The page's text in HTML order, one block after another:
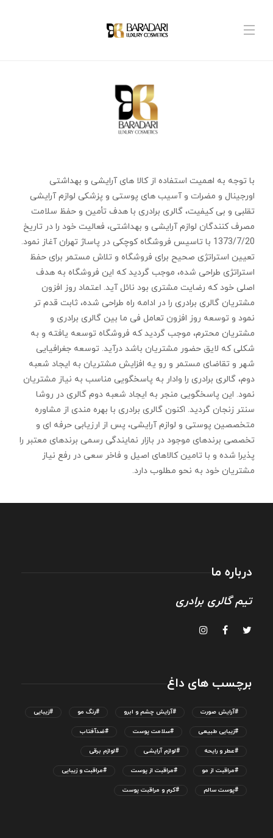
با توجه به اهمیت استفاده از کالا های آرایشی و بهداشتی
اورجینال و مضرات و آسیب های پوستی و پزشکی لوازم آرایشی
تقلبی و بی کیفیت، گالری برادری با هدف تأمین و حفظ سلامت
مصرف کنندگان لوازم آرایشی و بهداشتی، فعالیت خود را در تاریخ
1373/7/20 با تاسیس فروشگاه کوچکی در پاساژ تهران آغاز نمود.
تعیین استراتژی صحیح برای فروشگاه و تلاش مستمر برای حفظ
استراتژی طراحی شده، موجب گردید که این فروشگاه به هدف
اصلی خود که رضایت مشتری بود نائل آید. اعتماد روز افزون
مشتریان گالری برادری را در ادامه راه طراحی شده، ثابت قدم تر
نمود و توسعه روز افزون تعامل فی ما بین گالری برادری و
مشتریان محترم، موجب گردید که فروشگاه توسعه یافته و به
شکلی که لایق حضور مشتریان باشد درآید. توسعه جغرافیایی
شهر و تقاضای مستمر و رو یه افزایش مشتریان به ایجاد شعبه
دوم، گالری برادری را وادار به پاسخگویی مناسب به نیاز مشتریان
نمود. این پاسخگویی منجر به ایجاد شعبه دوم گالری در روشا
سنتر زنجان گردید. اکنون گالری برادری با بهره مندی از مشاوره
متخصصین پوستی و لوازم آرایشی، پس از ارزیابی حرفه ای و
تخصصی برندهای موجود در بازار نمایندگی رسمی برندهای معتبر را
پذیرا شده و با تامین کالاهای اصیل و فاخر سعی در رفع نیاز
مشتریان خود به نحو مطلوب دارد.
درباره ما
تیم گالری برادری
برچسب های داغ
#آرایش صورت #آرایش چشم و ابرو #رنگ مو #زیبایی
#زیبایی طبیعی #سلامت پوست #ضدآفتاب
#عطر و رایحه #لوازم آرایشی #لوازم برقی
#مراقبت از مو #مراقبت از پوست #مراقبت و زیبایی
#پوست سالم #کرم و مراقبت پوست